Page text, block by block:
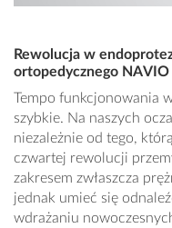
Rewolucja w
ortopedycznego NAVIO
Tempo funkcjonowania
szybkie. Na naszych
niezależnie od tego,
czwartej rewolucji
zakresem zwłaszcza
jednak umieć się
wdrażaniu